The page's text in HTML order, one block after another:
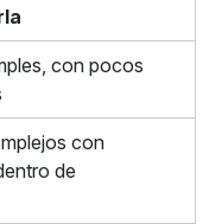
con pocos
con
de